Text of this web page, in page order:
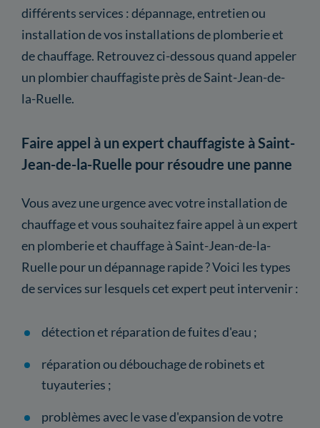
différents services : dépannage, entretien ou
installation de vos installations de plomberie et
de chauffage. Retrouvez ci-dessous quand appeler
un plombier chauffagiste près de Saint-Jean-de-
la-Ruelle.
Faire appel à un expert chauffagiste à Saint-
Jean-de-la-Ruelle pour résoudre une panne
Vous avez une urgence avec votre installation de
chauffage et vous souhaitez faire appel à un expert
en plomberie et chauffage à Saint-Jean-de-la-
Ruelle pour un dépannage rapide ? Voici les types
de services sur lesquels cet expert peut intervenir :
détection et réparation de fuites d'eau ;
réparation ou débouchage de robinets et
tuyauteries ;
problèmes avec le vase d'expansion de votre